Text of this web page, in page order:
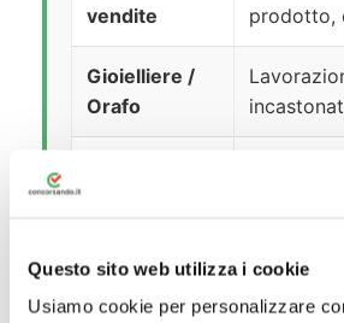
Questo sito web utilizza i cookie
Usiamo cookie per personalizzare
vendite
prodotto,
Gioielliere /
Orafo
Visual